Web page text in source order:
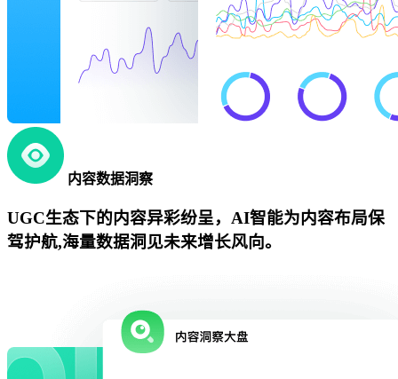
内容数据洞察
UGC生态下的内容异彩纷呈，AI智能为内容布局保
驾护航,海量数据洞见未来增长风向。